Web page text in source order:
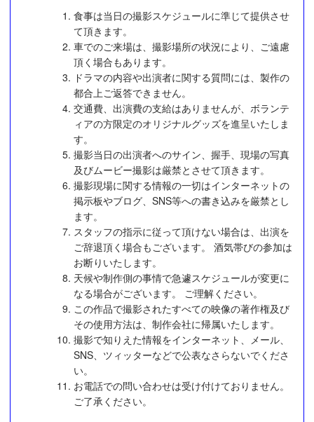
食事は当日の撮影スケジュールに準じて提供させ
て頂きます。
車でのご来場は、撮影場所の状況により、ご遠慮
頂く場合もあります。
ドラマの内容や出演者に関する質問には、製作の
都合上ご返答できません。
交通費、出演費の支給はありませんが、ボランテ
ィアの方限定のオリジナルグッズを進呈いたしま
す。
撮影当日の出演者へのサイン、握手、現場の写真
及びムービー撮影は厳禁とさせて頂きます。
撮影現場に関する情報の一切はインターネットの
掲示板やブログ、SNS等への書き込みを厳禁とし
ます。
スタッフの指示に従って頂けない場合は、出演を
ご辞退頂く場合もございます。 酒気帯びの参加は
お断りいたします。
天候や制作側の事情で急遽スケジュールが変更に
なる場合がございます。 ご理解ください。
この作品で撮影されたすべての映像の著作権及び
その使用方法は、制作会社に帰属いたします。
撮影で知りえた情報をインターネット、メール、
SNS、ツィッターなどで公表なさらないでくださ
い。
お電話での問い合わせは受け付けておりません。
ご了承ください。